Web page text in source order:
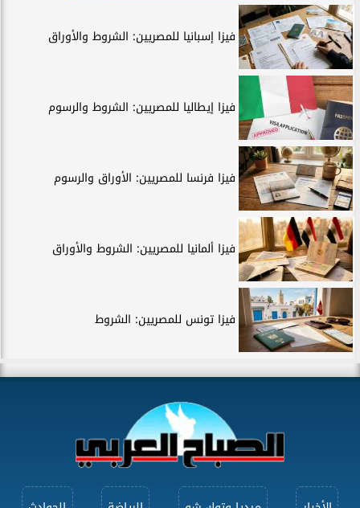
فيزا إسبانيا للمصريين: الشروط والأوراق
فيزا إيطاليا للمصريين: الشروط والرسوم
فيزا فرنسا للمصريين: الأوراق والرسوم
فيزا ألمانيا للمصريين: الشروط والأوراق
فيزا تونس للمصريين: الشروط